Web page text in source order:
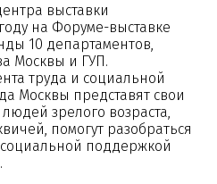
выставки
на Форуме-выставке
10 департаментов,
Москвы и ГУП.
труда и социальной
Москвы представят свои
зрелого возраста,
помогут разобраться
социальной поддержкой